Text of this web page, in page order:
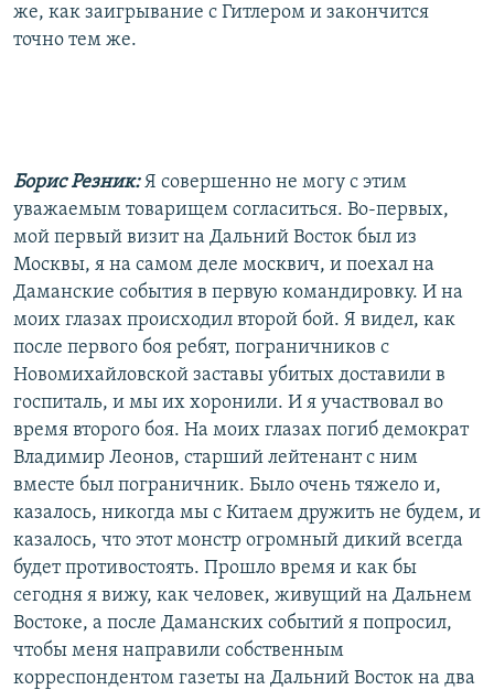
же, как заигрывание с Гитлером и закончится
точно тем же.
Борис Резник:Я совершенно не могу с этим
уважаемым товарищем согласиться. Во-первых,
мой первый визит на Дальний Восток был из
Москвы, я на самом деле москвич, и поехал на
Даманские события в первую командировку. И на
моих глазах происходил второй бой. Я видел, как
после первого боя ребят, пограничников с
Новомихайловской заставы убитых доставили в
госпиталь, и мы их хоронили. И я участвовал во
время второго боя. На моих глазах погиб демократ
Владимир Леонов, старший лейтенант с ним
вместе был пограничник. Было очень тяжело и,
казалось, никогда мы с Китаем дружить не будем, и
казалось, что этот монстр огромный дикий всегда
будет противостоять. Прошло время и как бы
сегодня я вижу, как человек, живущий на Дальнем
Востоке, а после Даманских событий я попросил,
чтобы меня направили собственным
корреспондентом газеты на Дальний Восток на два